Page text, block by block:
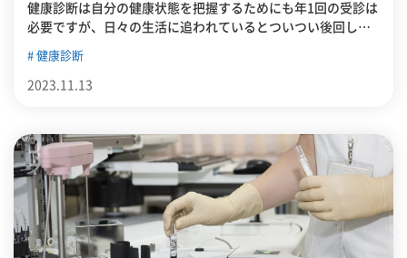
健康診断は自分の健康状態を把握するためにも年1回の受診は
必要ですが、日々の生活に追われているとついつい後回しに
も健康診断が受けられる医療機関を紹介します。
健康診断
2023.11.13